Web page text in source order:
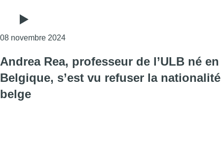
08 novembre 2024Consulter l'article "“Les inégalités sociales
Andrea Rea, professeur de l’ULB né en
Belgique, s’est vu refuser la nationalité
belge